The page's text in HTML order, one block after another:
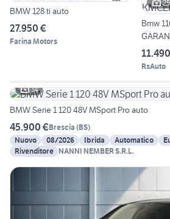
BMW 128 ti auto
27.950 €
Farina Motors
25
Bmw
RsAuto
14
BMW Serie 1 120 48V MSport Pro auto
45.900 €Brescia (BS)
Nuovo
08/2026 Ibrida Automatico
Rivenditore NANNI NEMBER S.R.L.